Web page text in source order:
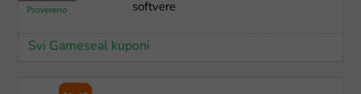
softvere
Svi Gameseal kuponi